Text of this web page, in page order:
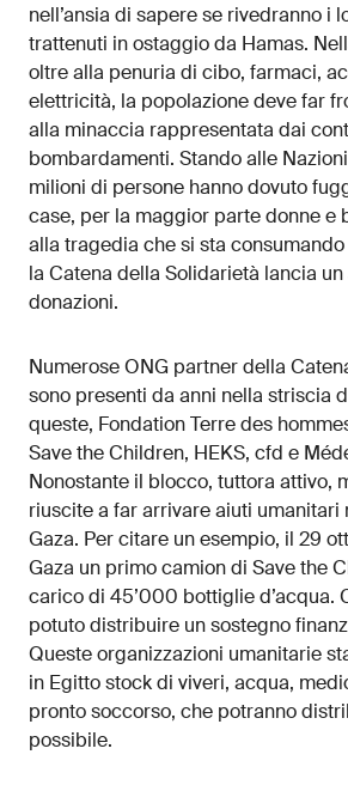
nell’ansia di sapere se rivedranno i
trattenuti in ostaggio da Hamas.
oltre alla penuria di cibo, farmaci,
elettricità, la popolazione deve far
alla minaccia rappresentata dai
bombardamenti. Stando alle
milioni di persone hanno dovuto
case, per la maggior parte donne e
alla tragedia che si sta
la Catena della Solidarietà lancia
donazioni.
Numerose ONG partner della
sono presenti da anni nella striscia
queste, Fondation Terre des
Save the Children, HEKS, cfd e
Nonostante il blocco, tuttora attivo,
riuscite a far arrivare aiuti umanitari
Gaza. Per citare un esempio, il 29
Gaza un primo camion di Save the
carico di 45’000 bottiglie d’acqua.
potuto distribuire un sostegno
Queste organizzazioni umanitarie
in Egitto stock di viveri, acqua,
pronto soccorso, che potranno
possibile.